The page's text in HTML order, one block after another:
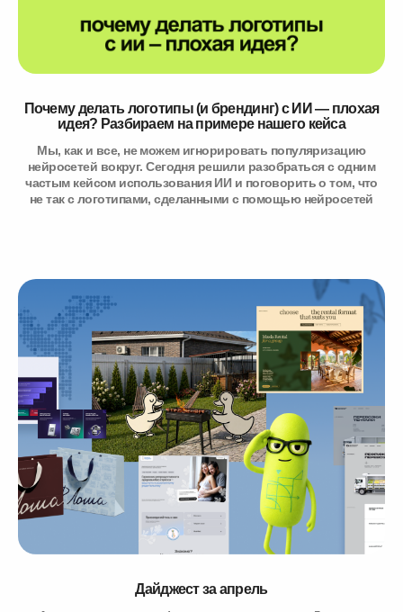
Почему делать логотипы (и брендинг) с ИИ — плохая
идея? Разбираем на примере нашего кейса
Мы, как и все, не можем игнорировать популяризацию
нейросетей вокруг. Сегодня решили разобраться с одним
частым кейсом использования ИИ и поговорить о том, что
не так с логотипами, сделанными с помощью нейросетей
Дайджест за апрель